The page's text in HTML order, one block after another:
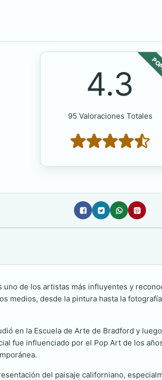
4.3
95 Valoraciones Totales
de los artistas más influyentes y
medios, desde la pintura hasta la
en la Escuela de Arte de Bradford y
fue influenciado por el Pop Art de los
del paisaje californiano,